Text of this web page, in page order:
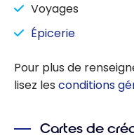
Voyages
Épicerie
Pour plus de
lisez les conditions
Cartes de